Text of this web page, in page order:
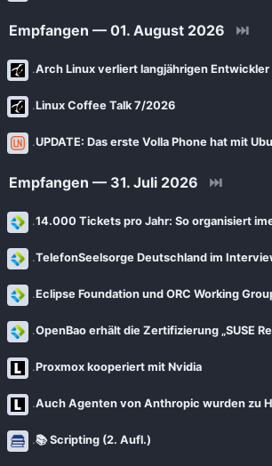
Empfangen — 01. August 2026 ⏭
Linux Coffee Talk 7/2026
Empfangen — 31. Juli 2026 ⏭
Proxmox kooperiert mit Nvidia
Auch Agenten von Anthropic wurden zu
📚 Scripting (2. Aufl.)